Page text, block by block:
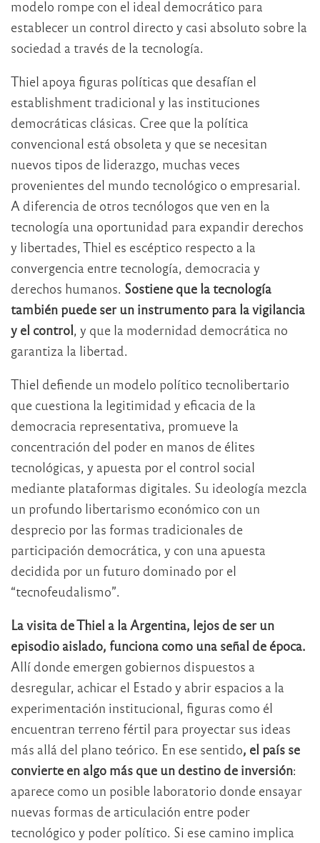
modelo rompe con el ideal democrático para
establecer un control directo y casi absoluto sobre la
sociedad a través de la tecnología.
Thiel apoya figuras políticas que desafían el
establishment tradicional y las instituciones
democráticas clásicas. Cree que la política
convencional está obsoleta y que se necesitan
nuevos tipos de liderazgo, muchas veces
provenientes del mundo tecnológico o empresarial.
A diferencia de otros tecnólogos que ven en la
tecnología una oportunidad para expandir derechos
y libertades, Thiel es escéptico respecto a la
convergencia entre tecnología, democracia y
derechos humanos. Sostiene que la tecnología
también puede ser un instrumento para la vigilancia
y el control, y que la modernidad democrática no
garantiza la libertad.
Thiel defiende un modelo político tecnolibertario
que cuestiona la legitimidad y eficacia de la
democracia representativa, promueve la
concentración del poder en manos de élites
tecnológicas, y apuesta por el control social
mediante plataformas digitales. Su ideología mezcla
un profundo libertarismo económico con un
desprecio por las formas tradicionales de
participación democrática, y con una apuesta
decidida por un futuro dominado por el
“tecnofeudalismo”.
La visita de Thiel a la Argentina, lejos de ser un
episodio aislado, funciona como una señal de época.
Allí donde emergen gobiernos dispuestos a
desregular, achicar el Estado y abrir espacios a la
experimentación institucional, figuras como él
encuentran terreno fértil para proyectar sus ideas
más allá del plano teórico. En ese sentido, el país se
convierte en algo más que un destino de inversión:
aparece como un posible laboratorio donde ensayar
nuevas formas de articulación entre poder
tecnológico y poder político. Si ese camino implica